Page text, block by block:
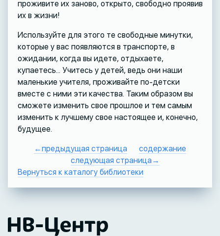
проживите их заново, открыто, свободно проявив
их в жизни!
Используйте для этого те свободные минутки,
которые у вас появляются в транспорте, в
ожидании, когда вы идете, отдыхаете,
купаетесь... Учитесь у детей, ведь они наши
маленькие учителя, проживайте по-детски
вместе с ними эти качества. Таким образом вы
сможете изменить свое прошлое и тем самым
изменить к лучшему свое настоящее и, конечно,
будущее.
←предыдущая страница
содержание
следующая страница→
Вернуться к каталогу библиотеки